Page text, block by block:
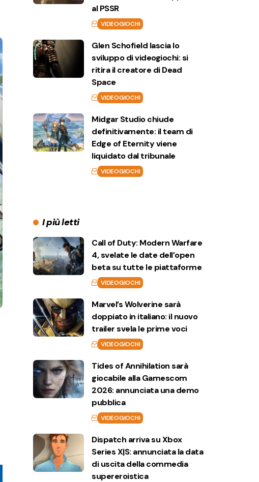
al PSSR
VIDEOGIOCHI
Glen Schofield lascia lo
sviluppo di videogiochi: si
ritira il creatore di Dead
Space
VIDEOGIOCHI
Midgar Studio chiude
definitivamente: il team di
Edge of Eternity viene
liquidato dal tribunale
VIDEOGIOCHI
I più letti
Call of Duty: Modern Warfare
4, svelate le date dell’open
beta su tutte le piattaforme
VIDEOGIOCHI
Marvel’s Wolverine sarà
doppiato in italiano: il nuovo
trailer svela le prime voci
VIDEOGIOCHI
Tides of Annihilation sarà
giocabile alla Gamescom
2026: annunciata una demo
pubblica
VIDEOGIOCHI
Dispatch arriva su Xbox
Series X|S: annunciata la data
di uscita della commedia
supereroistica